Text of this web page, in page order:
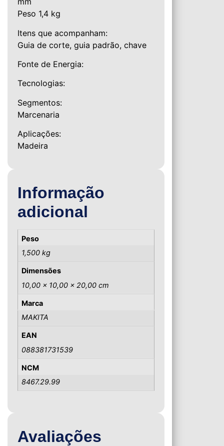
Peso 1,4 kg
Itens que acompanham:
Guia de corte, guia padrão, chave
Fonte de Energia:
Tecnologias:
Segmentos:
Marcenaria
Aplicações:
Madeira
Informação
adicional
Peso
1,500 kg
Dimensões
10,00 × 10,00 × 20,00 cm
Marca
MAKITA
EAN
088381731539
NCM
8467.29.99
Avaliações